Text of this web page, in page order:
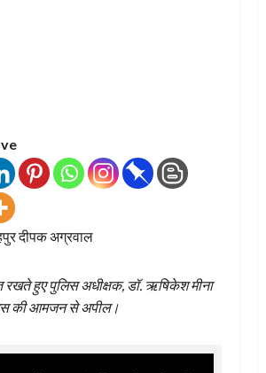
दीपक अग्रवाल
रखते हुए पुलिस अधीक्षक, डॉ. ऋषिकेश मीना
की आमजन से अपील।